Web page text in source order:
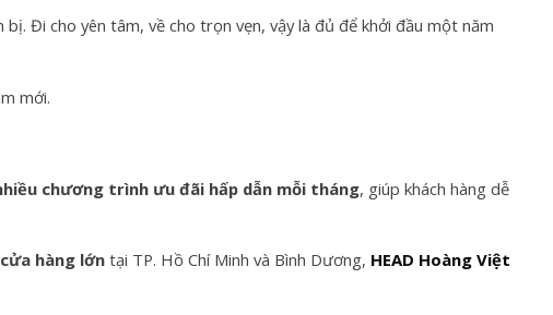
bị. Đi cho yên tâm, về cho trọn vẹn, vậy là đủ để khởi đầu một năm
mới.
chương trình ưu đãi hấp dẫn mỗi tháng, giúp khách hàng dễ
hàng lớntại TP. Hồ Chí Minh và Bình Dương, HEAD Hoàng Việt